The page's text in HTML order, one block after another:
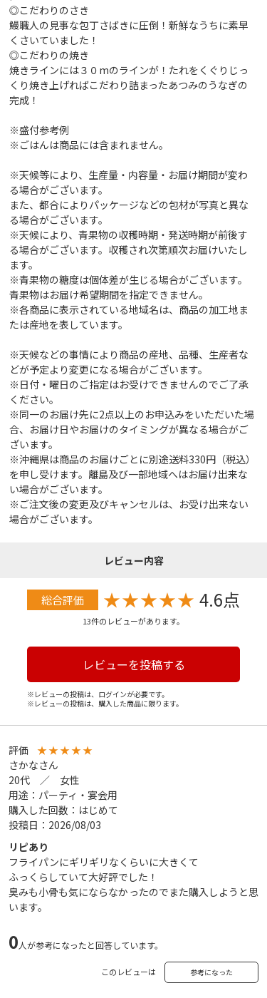
◎こだわりのさき
鰻職人の見事な包丁さばきに圧倒！新鮮なうちに素早
くさいていました！
◎こだわりの焼き
焼きラインには３０mのラインが！たれをくぐりじっ
くり焼き上げればこだわり詰まったあつみのうなぎの
完成！
※盛付参考例
※ごはんは商品には含まれません。
※天候等により、生産量・内容量・お届け期間が変わ
る場合がございます。
また、都合によりパッケージなどの包材が写真と異な
る場合がございます。
※天候により、青果物の収穫時期・発送時期が前後す
る場合がございます。収穫され次第順次お届けいたし
ます。
※青果物の糖度は個体差が生じる場合がございます。
青果物はお届け希望期間を指定できません。
※各商品に表示されている地域名は、商品の加工地ま
たは産地を表しています。
※天候などの事情により商品の産地、品種、生産者な
どが予定より変更になる場合がございます。
※日付・曜日のご指定はお受けできませんのでご了承
ください。
※同一のお届け先に2点以上のお申込みをいただいた場
合、お届け日やお届けのタイミングが異なる場合がご
ざいます。
※沖縄県は商品のお届けごとに別途送料330円（税込）
を申し受けます。離島及び一部地域へはお届け出来な
い場合がございます。
※ご注文後の変更及びキャンセルは、お受け出来ない
場合がございます。
レビュー内容
総合評価 ★★★★★ 4.6点
13件のレビューがあります。
レビューを投稿する
※レビューの投稿は、ログインが必要です。
※レビューの投稿は、購入した商品に限ります。
評価 ★★★★★
さかなさん
20代 ／ 女性
用途：パーティ・宴会用
購入した回数：はじめて
投稿日：2026/08/03
リピあり
フライパンにギリギリなくらいに大きくて
ふっくらしていて大好評でした！
臭みも小骨も気にならなかったのでまた購入しようと思
います。
0人が参考になったと回答しています。
このレビューは 参考になった